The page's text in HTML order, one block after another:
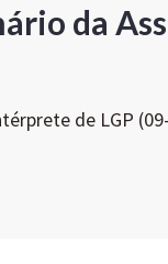
da
de LGP